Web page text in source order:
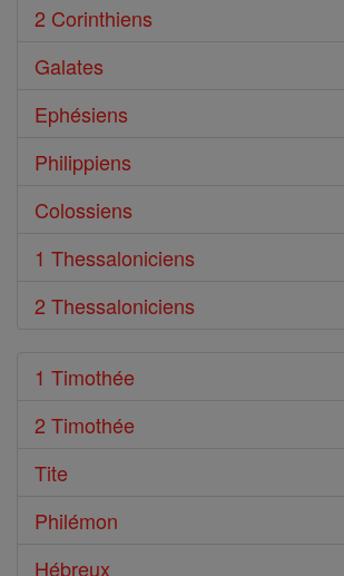
2 Corinthiens
Galates
Ephésiens
Philippiens
Colossiens
1 Thessaloniciens
2 Thessaloniciens
1 Timothée
2 Timothée
Tite
Philémon
Hébreux